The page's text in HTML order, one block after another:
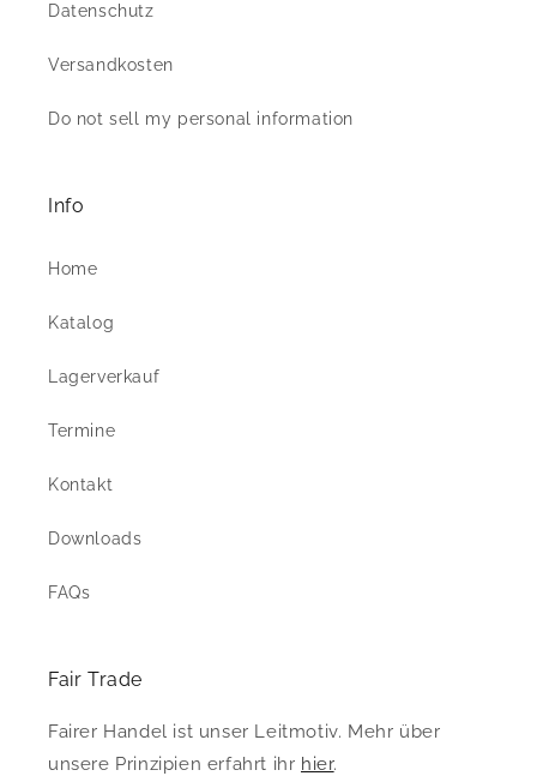
Datenschutz
Versandkosten
Do not sell my personal information
Info
Home
Katalog
Lagerverkauf
Termine
Kontakt
Downloads
FAQs
Fair Trade
Fairer Handel ist unser Leitmotiv. Mehr über
unsere Prinzipien erfahrt ihr hier.